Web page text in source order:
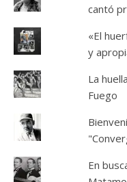
cantó
«El
y
La
Fuego
En